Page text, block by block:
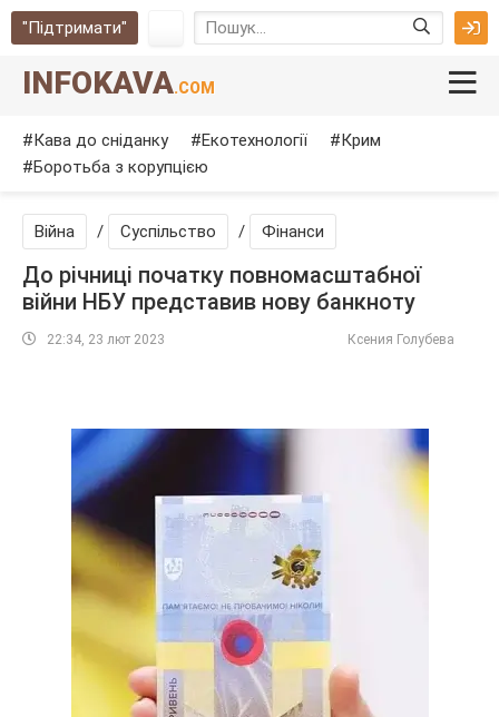
"Підтримати"
INFOKAVA.COM
Кава до сніданку Екотехнології
Крим
Боротьба з корупцією
Війна / Суспільство / Фінанси
До річниці початку повномасштабної
війни НБУ представив нову банкноту
22:34, 23 лют 2023 Ксения Голубева